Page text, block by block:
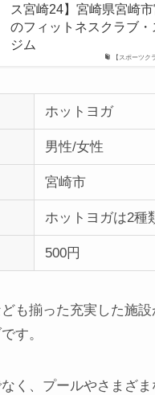
【スポーツ
ス宮崎24】宮崎県宮崎
のフィットネスクラブ・
ジム
ホットヨガ
男性/女性
宮崎市
ホットヨガは2種
500円
も揃った充実した施設
す。
く、プールやさまざま